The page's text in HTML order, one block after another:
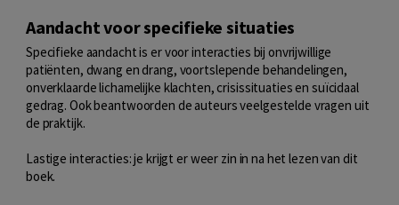
Aandacht voor specifieke situaties
Specifieke aandacht is er voor interacties bij onvrijwillige
patiënten, dwang en drang, voortslepende behandelingen,
onverklaarde lichamelijke klachten, crisissituaties en suïcidaal
gedrag. Ook beantwoorden de auteurs veelgestelde vragen uit
de praktijk.
Lastige interacties: je krijgt er weer zin in na het lezen van dit
boek.